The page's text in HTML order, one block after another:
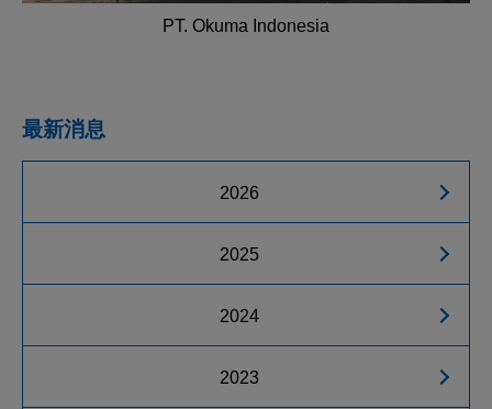
PT. Okuma Indonesia
最新消息
2026
2025
2024
2023